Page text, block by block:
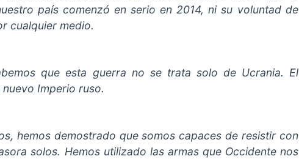
país comenzó en serio en 2014, ni su voluntad de
cualquier medio.
que esta guerra no se trata solo de Ucrania. El
Imperio ruso.
hemos demostrado que somos capaces de resistir con
solos. Hemos utilizado las armas que Occidente nos